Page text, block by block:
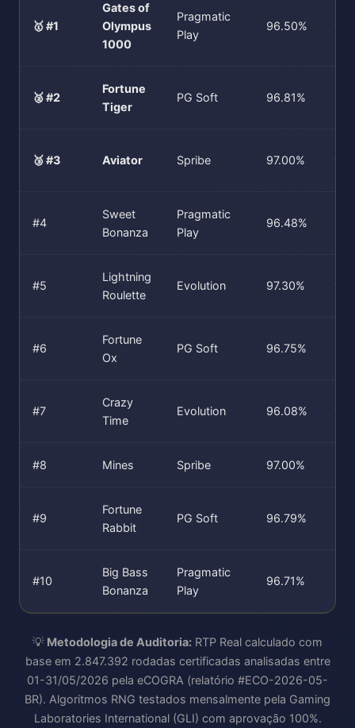
🥇 #1
Gates of
Olympus
1000
Pragmatic
Play
96.50%
🥈 #2
Fortune
Tiger
PG Soft 96.81%
🥉 #3 Aviator Spribe 97.00%
#4
Sweet
Bonanza
Pragmatic
Play
96.48%
#5
Lightning
Roulette
Evolution 97.30%
#6
Fortune
Ox
PG Soft 96.75%
#7
Crazy
Time
Evolution 96.08%
#8 Mines Spribe 97.00%
#9
Fortune
Rabbit
PG Soft 96.79%
#10
Big Bass
Bonanza
Pragmatic
Play
96.71%
💡 Metodologia de Auditoria: RTP Real calculado com
base em 2.847.392 rodadas certificadas analisadas entre
01-31/05/2026 pela eCOGRA (relatório #ECO-2026-05-
BR). Algoritmos RNG testados mensalmente pela Gaming
Laboratories International (GLI) com aprovação 100%.